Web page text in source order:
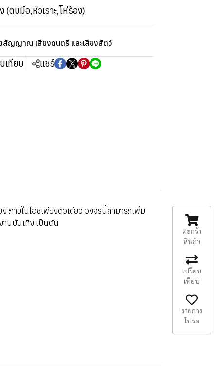
(ตบมือ,หัวเราะ,โห่ร้อง)
สัญญาณ เสียงดนตรี และเสียงสัตว์
เทียบ แชร์
ภายในไอซีเพียงตัวเดียว วงจรนี้สามารถเพิ่ม
านบันเทิง เป็นต้น
ตะกร้า
สินค้า
เปรียบ
เทียบ
รายการ
โปรด